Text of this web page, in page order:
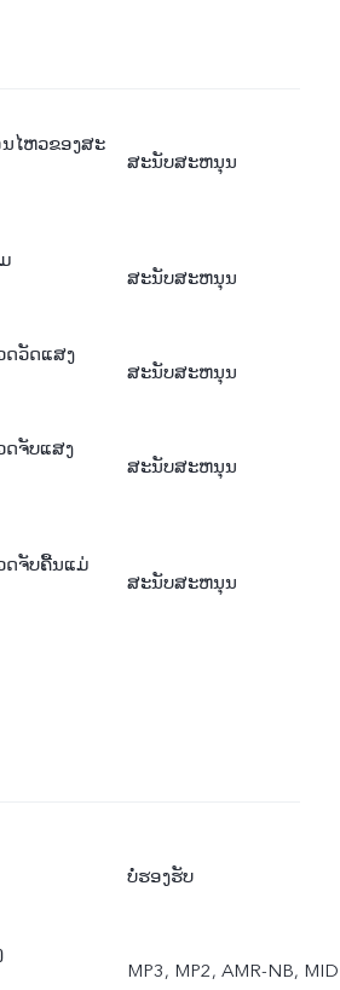
ນໄຫວຂອງສະ
ສະນັບສະຫນຸນ
ສະນັບສະຫນຸນ
ດວັດແສງ
ສະນັບສະຫນຸນ
ດຈັບແສງ
ສະນັບສະຫນຸນ
ດຈັບຄື້ນແມ່
ສະນັບສະຫນຸນ
ບໍ່ຮອງຮັບ
MP3, MP2, AMR-NB,